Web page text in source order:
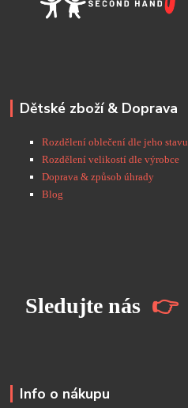
Dětské zboží & Doprava
Rozdělení oblečení dle jeho stavu
Rozdělení velikostí dle výrobce
Doprava & způsob úhrady
Blog
Sledujte nás 👉
Info o nákupu